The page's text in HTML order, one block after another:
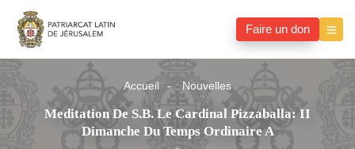
Faire un don
Accueil Nouvelles
Meditation De S.B. Le Cardinal Pizzaballa: II
Dimanche Du Temps Ordinaire A